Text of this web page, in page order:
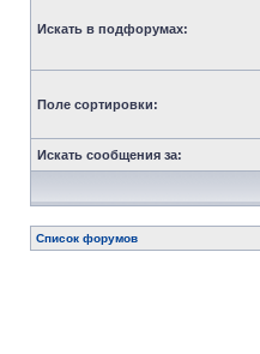
Искать в подфорумах:
Поле сортировки:
Искать сообщения за:
Список форумов